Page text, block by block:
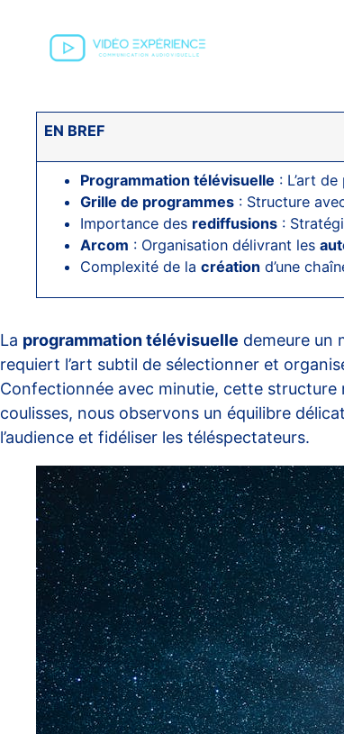
EN BREF
Programmation télévisuelle : L’art
Grille de programmes : Structure
Importance des rediffusions :
Arcom : Organisation délivrant les
Complexité de lacréation d’une
La programmation télévisuelle demeure un
requiert l’art subtil de sélectionner et
Confectionnée avec minutie, cette structure
coulisses, nous observons un équilibre
l’audience et fidéliser les téléspectateurs.